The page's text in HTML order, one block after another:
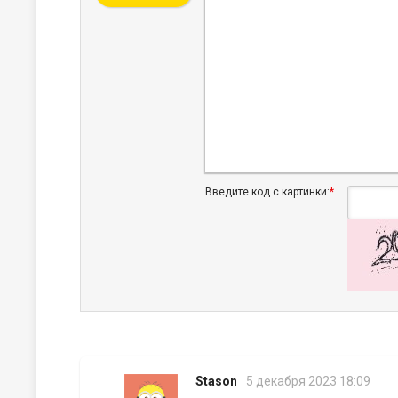
Введите код с картинки:*
Stason
5 декабря 2023 18:09